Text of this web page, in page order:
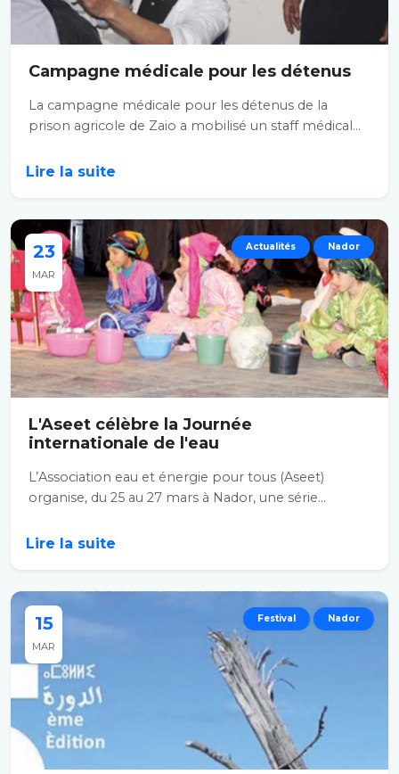
Campagne médicale pour les détenus
La campagne médicale pour les détenus de la
prison agricole de Zaio a mobilisé un staff médical...
Lire la suite
23
MAR
Actualités Nador
L'Aseet célèbre la Journée
internationale de l'eau
L’Association eau et énergie pour tous (Aseet)
organise, du 25 au 27 mars à Nador, une série...
Lire la suite
15
MAR
Festival Nador